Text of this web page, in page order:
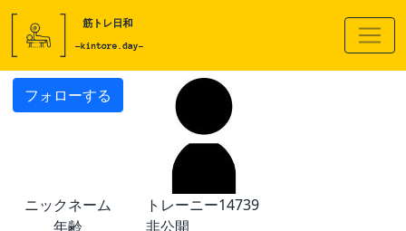
フォローする
ニックネーム
トレーニー14739
年齢
非公開